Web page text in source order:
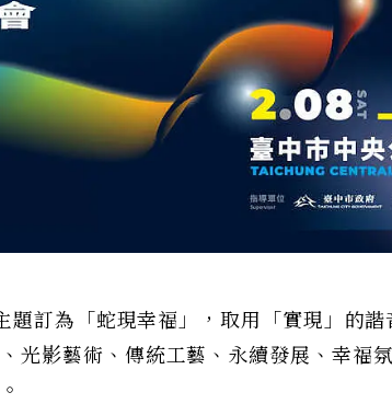
訂為「蛇現幸福」，取用「實現」的諧
光影藝術、傳統工藝、永續發展、幸福